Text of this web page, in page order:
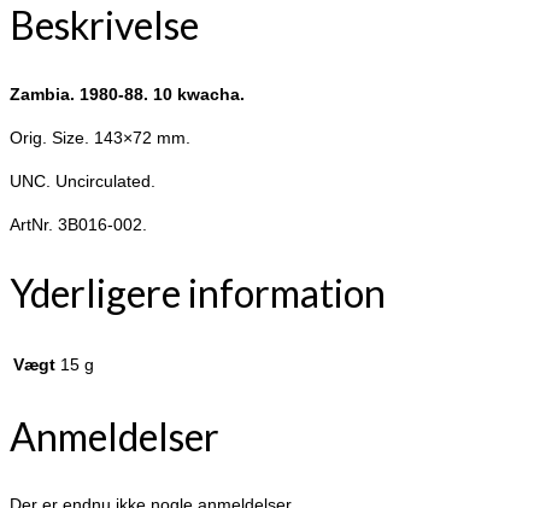
Beskrivelse
Zambia. 1980-88. 10 kwacha.
Orig. Size. 143×72 mm.
UNC. Uncirculated.
ArtNr. 3B016-002.
Yderligere information
Vægt 15 g
Anmeldelser